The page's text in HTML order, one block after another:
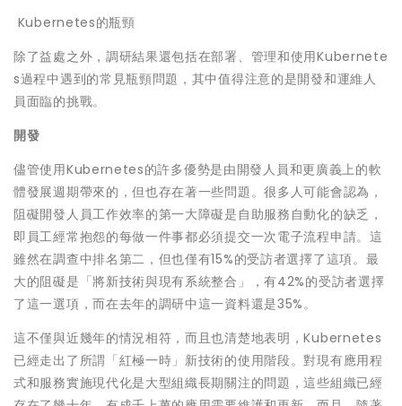
Kubernetes的瓶頸
除了益處之外，調研結果還包括在部署、管理和使用Kubernete
s過程中遇到的常見瓶頸問題，其中值得注意的是開發和運維人
員面臨的挑戰。
開發
儘管使用Kubernetes的許多優勢是由開發人員和更廣義上的軟
體發展週期帶來的，但也存在著一些問題。很多人可能會認為，
阻礙開發人員工作效率的第一大障礙是自助服務自動化的缺乏，
即員工經常抱怨的每做一件事都必須提交一次電子流程申請。這
雖然在調查中排名第二，但也僅有15%的受訪者選擇了這項。最
大的阻礙是「將新技術與現有系統整合」，有42%的受訪者選擇
了這一選項，而在去年的調研中這一資料還是35%。
這不僅與近幾年的情況相符，而且也清楚地表明，Kubernetes
已經走出了所謂「紅極一時」新技術的使用階段。對現有應用程
式和服務實施現代化是大型組織長期關注的問題，這些組織已經